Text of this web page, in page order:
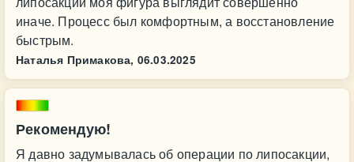
иначе. Процесс был комфортным, а восстановление
быстрым.
Наталья Примакова, 06.03.2025
Рекомендую!
Я давно задумывалась об операции по липосакции,